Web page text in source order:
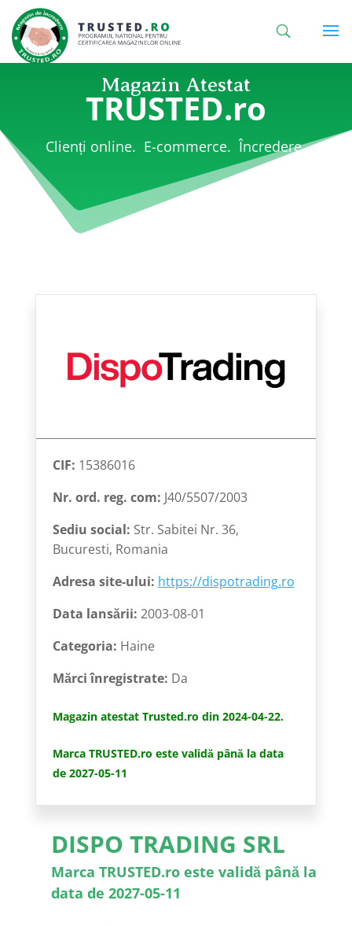
Magazin Atestat
TRUSTED.ro
Clienți online. E-commerce. Încredere.
CIF: 15386016
Nr. ord. reg. com: J40/5507/2003
Sediu social: Str. Sabitei Nr. 36,
Bucuresti, Romania
Adresa site-ului: https://dispotrading.ro
Data lansării: 2003-08-01
Categoria: Haine
Mărci înregistrate: Da
Magazin atestat Trusted.ro din 2024-04-22.
Marca TRUSTED.ro este validă până la data
de 2027-05-11
DISPO TRADING SRL
Marca TRUSTED.ro este validă până la
data de 2027-05-11